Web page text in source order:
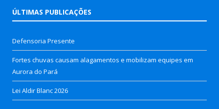
ÚLTIMAS PUBLICAÇÕES
Defensoria Presente
Fortes chuvas causam alagamentos e mobilizam equipes em
Aurora do Pará
Lei Aldir Blanc 2026